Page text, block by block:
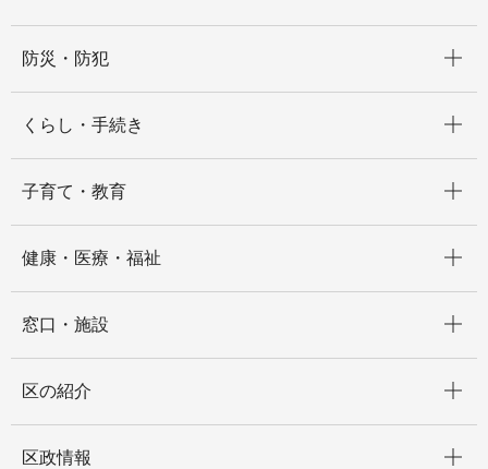
防災・防犯
くらし・手続き
子育て・教育
健康・医療・福祉
窓口・施設
区の紹介
区政情報